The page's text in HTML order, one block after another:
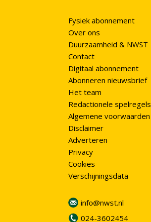
Fysiek abonnement
Over ons
Duurzaamheid & NWST
Contact
Digitaal abonnement
Abonneren nieuwsbrief
Het team
Redactionele spelregels
Algemene voorwaarden
Disclaimer
Adverteren
Privacy
Cookies
Verschijningsdata
info@nwst.nl
024-3602454